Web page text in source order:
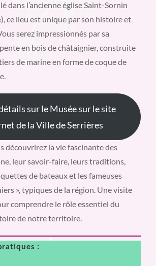
dans l’ancienne église Saint-Sornin
ce lieu est unique par son histoire et
serez impressionnés par sa
en bois de châtaignier, construite
de marine en forme de coque de
sur le Musée sur le site
de la Ville de Serrières
découvrirez la vie fascinante des
leur savoir-faire, leurs traditions,
de bateaux et les fameuses
», typiques de la région. Une visite
comprendre le rôle essentiel du
de notre territoire.
: